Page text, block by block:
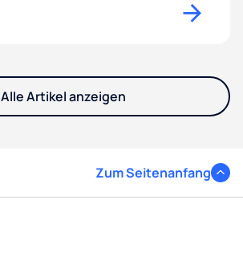
Alle Artikel anzeigen
Zum Seitenanfang